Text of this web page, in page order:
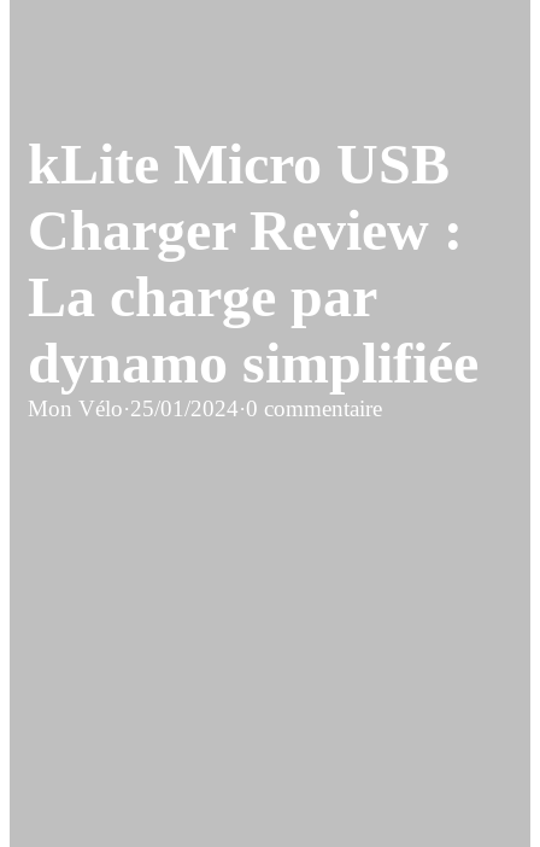
kLite Micro USB
Charger Review :
La charge par
dynamo simplifiée
Mon Vélo·25/01/2024·0 commentaire